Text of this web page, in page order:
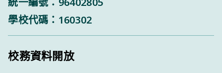
學校代碼：160302
校務資料開放